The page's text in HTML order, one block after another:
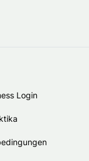
Login